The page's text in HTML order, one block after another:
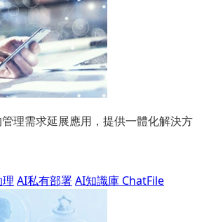
理需求延展應用，提供一體化解決方
AI私有部署AI知識庫 ChatFile